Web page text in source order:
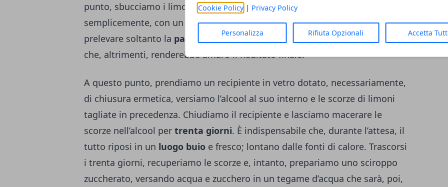
Cookie Policy| Privacy Policy
Personalizza Rifiuta Opzionali Accetta
punto, sbucciamo i limoni servendoci di un utensile tipo pelapatate o,
semplicemente, con un coltello. Affinché il limoncello siadolce, occorre
prelevare soltanto la parte gialladella scorza e non anche quella bianca
che, altrimenti, renderebbe amaro il risultato finale.
A questo punto, prendiamo un recipiente in vetro dotato, necessariamente,
di chiusura ermetica, versiamo l’alcool al suo interno e le scorze di limoni
tagliate in precedenza. Chiudiamo il recipiente e lasciamo macerare le
scorze nell’alcool per trenta giorni. È indispensabile che, durante l’attesa, il
tutto riposi in un luogo buio e fresco; lontano dalle fonti di calore. Trascorsi
i trenta giorni, recuperiamo le scorze e, intanto, prepariamo uno sciroppo
zuccherato, versando acqua e zucchero in un tegame d’acqua che sarà, poi,